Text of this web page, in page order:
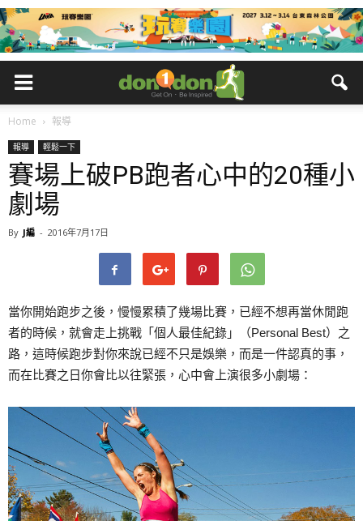
Home 報導
報導 輕鬆一下
賽場上破PB跑者心中的20種小
劇場
By J編 - 2016年7月17日
當你開始跑步之後，慢慢累積了幾場比賽，已經不想再當休閒跑
者的時候，就會走上挑戰「個人最佳紀錄」（Personal Best）之
路，這時候跑步對你來說已經不只是娛樂，而是一件認真的事，
而在比賽之日你會比以往緊張，心中會上演很多小劇場：